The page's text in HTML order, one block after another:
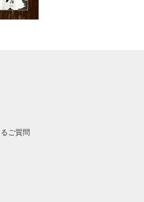
ご質問